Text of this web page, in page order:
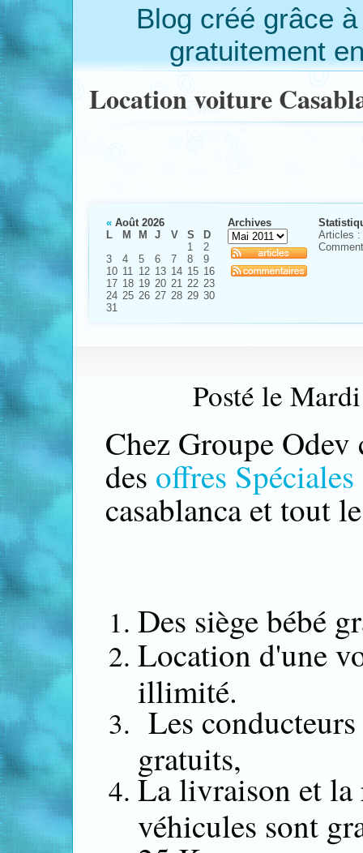
Blog créé grâce
gratuitement
Location voiture
« Août 2026
L
M M J V S
D
1
2
3
4 5 6 7 8
9
10 11 12 13 14 15 16
17 18 19 20 21 22 23
24 25 26 27 28 29 30
31
Archives
Articles :
Posté le
Chez Groupe
des offres
casablanca et tout
Des siège bébé
Location d'une
illimité.
Les
gratuits,
La livraison et la
véhicules sont